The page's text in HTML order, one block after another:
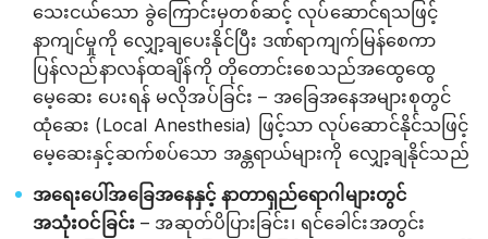
သေးငယ်သော ခွဲကြောင်းမှတစ်ဆင့် လုပ်ဆောင်ရသဖြင့်
နာကျင်မှုကို လျှော့ချပေးနိုင်ပြီး ဒဏ်ရာကျက်မြန်စေကာ
ပြန်လည်နာလန်ထချိန်ကို တိုတောင်းစေသည်အထွေထွေ
မေ့ဆေး ပေးရန် မလိုအပ်ခြင်း – အခြေအနေအများစုတွင်
ထုံဆေး (Local Anesthesia) ဖြင့်သာ လုပ်ဆောင်နိုင်သဖြင့်
မေ့ဆေးနှင့်ဆက်စပ်သော အန္တရာယ်များကို လျှော့ချနိုင်သည်
အရေးပေါ်အခြေအနေနှင့် နာတာရှည်ရောဂါများတွင်
အသုံးဝင်ခြင်း– အဆုတ်ပိပြားခြင်း၊ ရင်ခေါင်းအတွင်း